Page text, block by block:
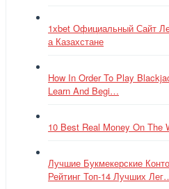
1xbet Официальный Сайт
а Казахстане
How In Order To Play
Learn And Begi…
10 Best Real Money On The
Лучшие Букмекерские
Рейтинг Топ-14 Лучших